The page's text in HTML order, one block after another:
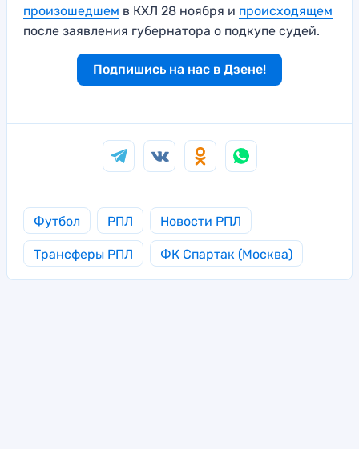
произошедшем в КХЛ 28 ноября и происходящем
после заявления губернатора о подкупе судей.
Подпишись на нас в Дзене!
Футбол РПЛ Новости РПЛ
Трансферы РПЛ ФК Спартак (Москва)